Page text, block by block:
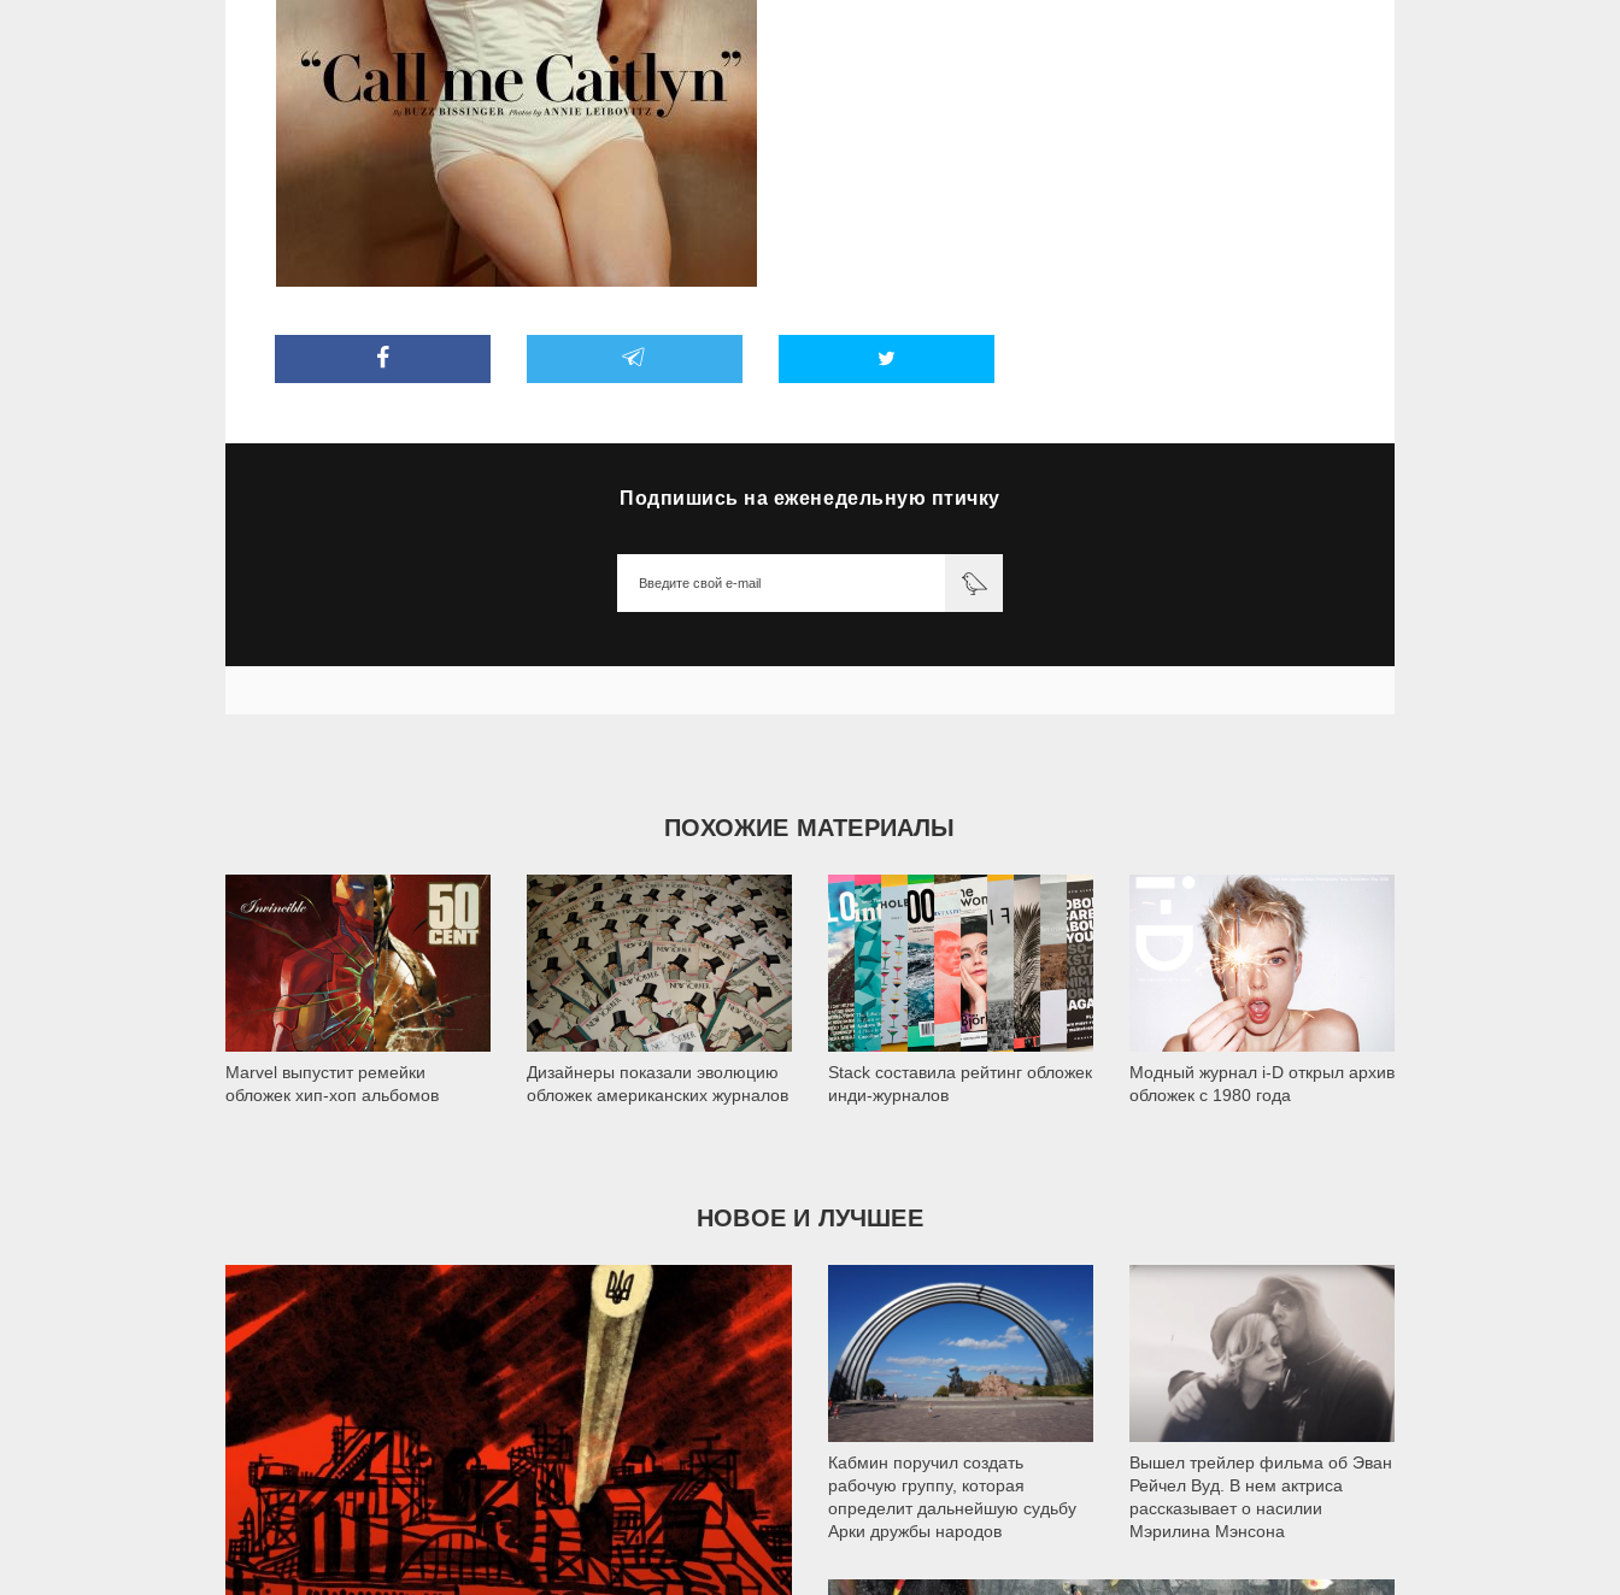
Подпишись на еженедельную птичку
ПОХОЖИЕ МАТЕРИАЛЫ
Marvel выпустит ремейки
обложек хип-хоп альбомов
1 416
Дизайнеры показали эволюцию
обложек американских журналов
1 435
Stack составила рейтинг обложек
инди-журналов
1 489
Модный журнал i-D открыл архив
обложек с 1980 года
2 841
НОВОЕ И ЛУЧШЕЕ
39 287
Кабмин поручил создать
рабочую группу, которая
определит дальнейшую судьбу
Арки дружбы народов
9 786
Вышел трейлер фильма об Эван
Рейчел Вуд. В нем актриса
рассказывает о насилии
Мэрилина Мэнсона